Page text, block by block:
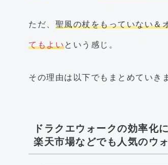
ただ、 聖風の杖をもっていない＆
てもよいという感じ。
その理由は以下でもまとめていき
ドラクエウォークの効率化に
楽天市場などでも人気のウ